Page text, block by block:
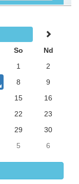
So
Nd
1
2
8
9
15
16
22
23
29
30
5 6